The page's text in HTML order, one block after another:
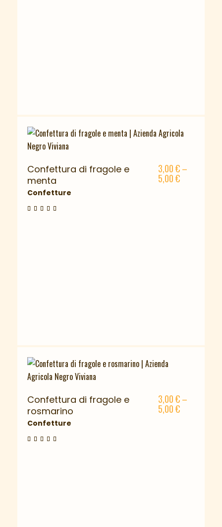
Confettura di fragole e
menta
Confetture
3,00€–
5,00€
Confettura di fragole e
rosmarino
Confetture
3,00€–
5,00€